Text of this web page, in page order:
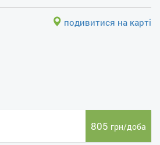
подивитися на карті
805 грн/доба